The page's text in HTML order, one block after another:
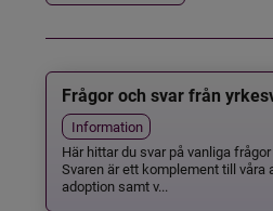
Frågor och svar från
Information
Här hittar du svar på vanliga
Svaren är ett komplement till våra
adoption samt v...